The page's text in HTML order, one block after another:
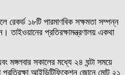
রেকর্ড ১৮টি পারমাণবিক সক্ষমতা সম্পন্ন
তাইওয়ানের প্রতিরক্ষামন্ত্রণালয় একথা
মঙ্গলবার সকালের মধ্যে ২৪ ঘন্টা সময়ে
প্রতিরক্ষা আইডিন্টিফিকেশন জোনে মোট ২১